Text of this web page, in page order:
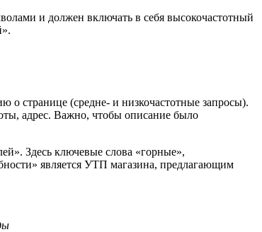
и должен включать в себя высокочастотный
о странице (средне- и низкочастотные запросы).
адрес. Важно, чтобы описание было
Здесь ключевые слова «горные»,
является УТП магазина, предлагающим